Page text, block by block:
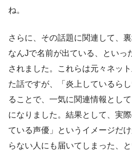
ね。
さらに、その話題に関連して、
なんJで名前が出ている、といっ
されました。これらは元々ネッ
た話ですが、「炎上しているら
ることで、一気に関連情報とし
になりました。結果として、実
ている声優」というイメージだ
らない人にも届いてしまった、と